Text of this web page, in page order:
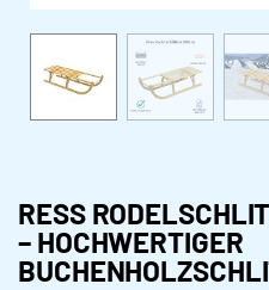
RESS
– HOCHWERTIGER